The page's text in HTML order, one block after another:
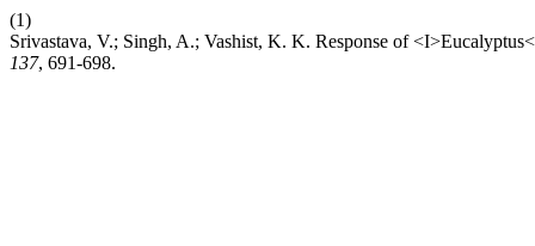
(1)
Srivastava, V.; Singh, A.; Vashist, K. K. Response of
137, 691-698.